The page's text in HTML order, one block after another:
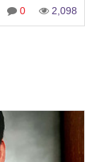
0 2,098